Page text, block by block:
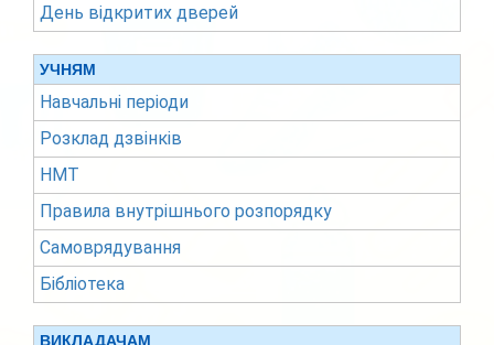
День відкритих дверей
УЧНЯМ
Навчальні періоди
Розклад дзвінків
НМТ
Правила внутрішнього розпорядку
Самоврядування
Бібліотека
ВИКЛАДАЧАМ